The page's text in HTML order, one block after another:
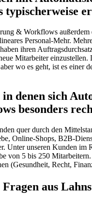
typischerweise
& Workflows außerdem
Personal-Mehr.
ihren
Mitarbeiter einzustellen.
wo es geht, ist es einer
denen sich
besonders
quer durch den
Online-Shops, B2B-
Unter unseren Kunden im
von 5 bis 250
(Gesundheit, Recht,
aus